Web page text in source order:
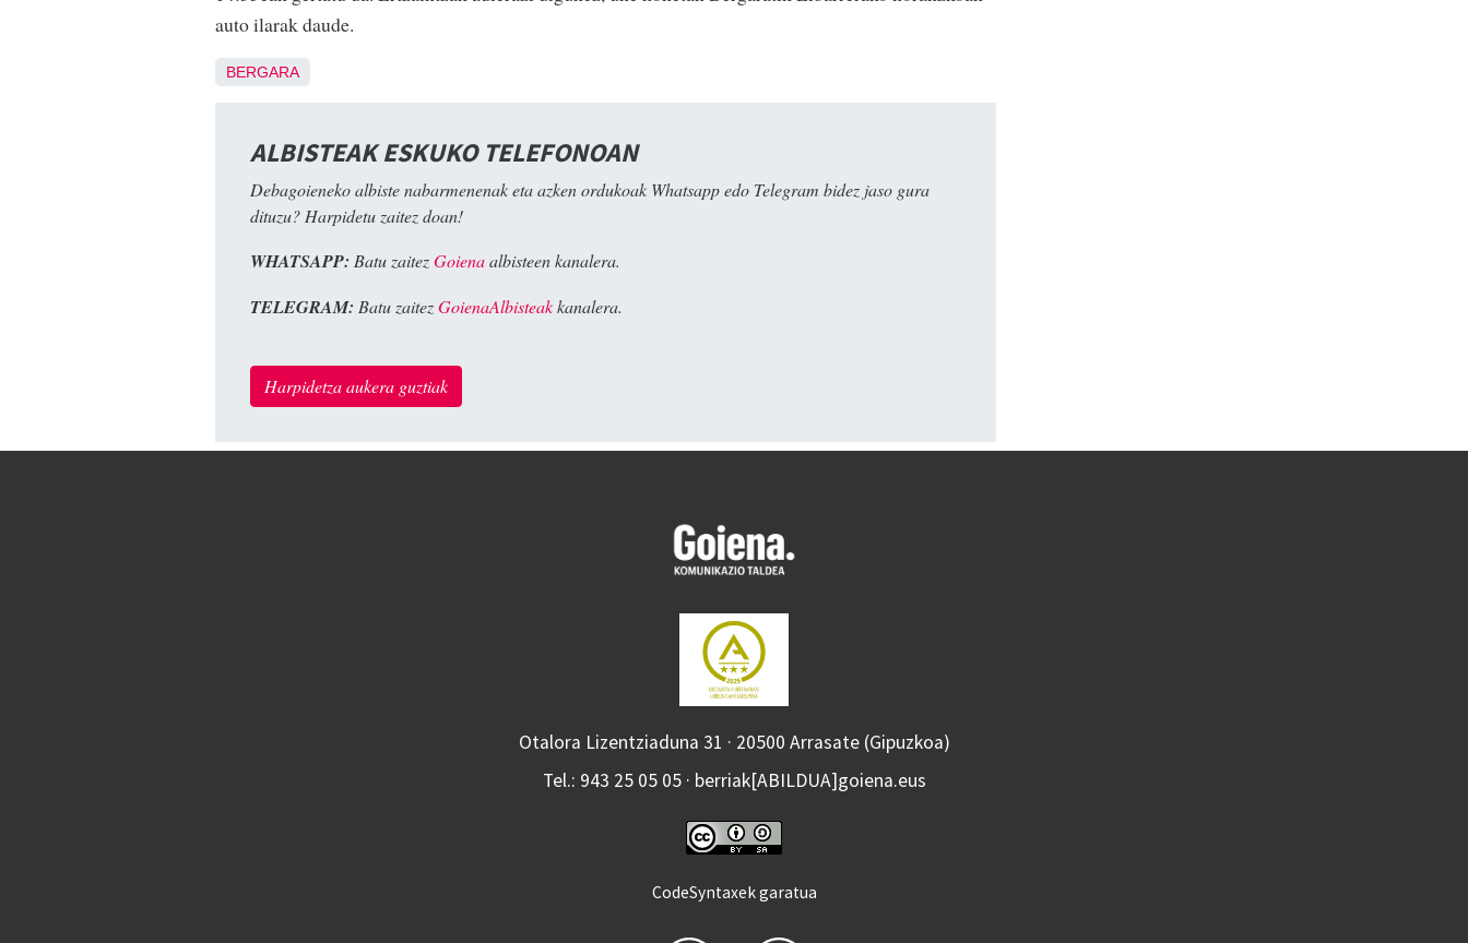
auto ilarak daude.
BERGARA
ALBISTEAK ESKUKO TELEFONOAN
Debagoieneko albiste nabarmenenak eta azken ordukoak Whatsapp edo Telegram bidez jaso gura
dituzu? Harpidetu zaitez doan!
WHATSAPP: Batu zaitezGoienaalbisteen kanalera.
TELEGRAM: Batu zaitezGoienaAlbisteakkanalera.
Harpidetza aukera guztiak
Otalora Lizentziaduna 31 · 20500 Arrasate (Gipuzkoa)
Tel.: 943 25 05 05 · berriak[ABILDUA]goiena.eus
CodeSyntaxek garatua